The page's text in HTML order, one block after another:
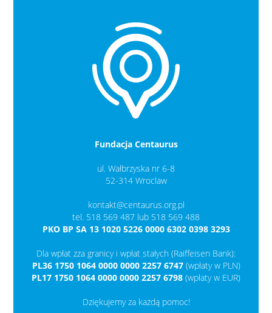
Fundacja Centaurus
ul. Wałbrzyska nr 6-8
52-314 Wroclaw
kontakt@centaurus.org.pl
tel. 518 569 487 lub 518 569 488
PKO BP SA 13 1020 5226 0000 6302 0398 3293
Dla wpłat zza granicy i wpłat stałych (Raiffeisen Bank):
PL36 1750 1064 0000 0000 2257 6747(wpłaty w PLN)
PL17 1750 1064 0000 0000 2257 6798 (wpłaty w EUR)
Dziękujemy za każdą pomoc!